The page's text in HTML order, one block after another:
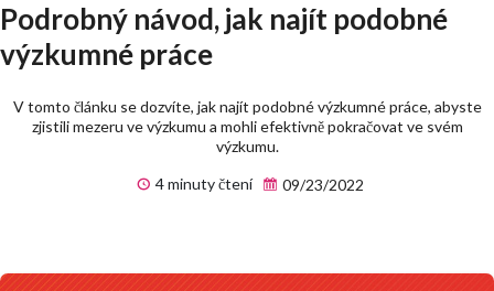
Podrobný návod, jak najít podobné
výzkumné práce
V tomto článku se dozvíte, jak najít podobné výzkumné práce, abyste
zjistili mezeru ve výzkumu a mohli efektivně pokračovat ve svém
výzkumu.
4 minuty čtení
09/23/2022